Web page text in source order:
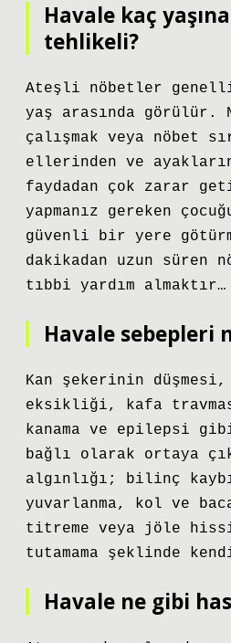
Havale kaç
tehlikeli?
Ateşli nöbetler
yaş arasında görülür.
çalışmak veya nöbet
ellerinden ve
faydadan çok zarar
yapmanız gereken
güvenli bir yere
dakikadan uzun süren
tıbbi yardım almaktır…
Havale sebepleri
Kan şekerinin düşmesi,
eksikliği, kafa
kanama ve epilepsi
bağlı olarak ortaya
algınlığı; bilinç
yuvarlanma, kol ve
titreme veya jöle
tutamama şeklinde
Havale ne gibi